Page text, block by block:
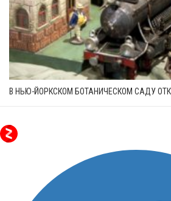
В НЬЮ-ЙОРКСКОМ БОТАНИЧЕСКОМ САДУ